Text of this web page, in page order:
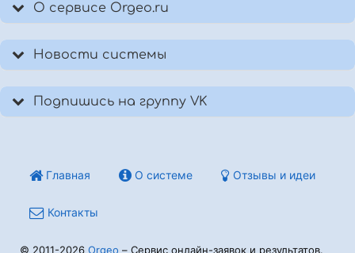
О сервисе Orgeo.ru
Новости системы
Подпишись на группу VK
Главная О системе Отзывы и идеи
Контакты
© 2011-2026 Orgeo – Сервис онлайн-заявок и результатов.